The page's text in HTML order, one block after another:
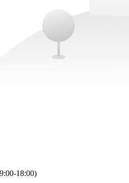
18:00)